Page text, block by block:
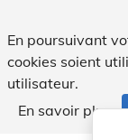
En poursuivant
cookies soient
utilisateur.
En savoir plus